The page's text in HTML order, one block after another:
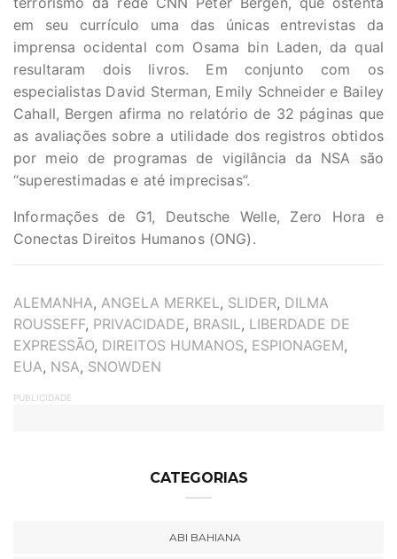
em seu currículo uma das únicas entrevistas da
imprensa ocidental com Osama bin Laden, da qual
resultaram dois livros. Em conjunto com os
especialistas David Sterman, Emily Schneider e Bailey
Cahall, Bergen afirma no relatório de 32 páginas que
as avaliações sobre a utilidade dos registros obtidos
por meio de programas de vigilância da NSA são
“superestimadas e até imprecisas”.
Informações de G1, Deutsche Welle, Zero Hora e
Conectas Direitos Humanos (ONG).
TAGS
ALEMANHA, ANGELA MERKEL, SLIDER, DILMA
ROUSSEFF, PRIVACIDADE, BRASIL, LIBERDADE DE
EXPRESSÃO, DIREITOS HUMANOS, ESPIONAGEM,
EUA, NSA, SNOWDEN
PUBLICIDADE
CATEGORIAS
ABI BAHIANA